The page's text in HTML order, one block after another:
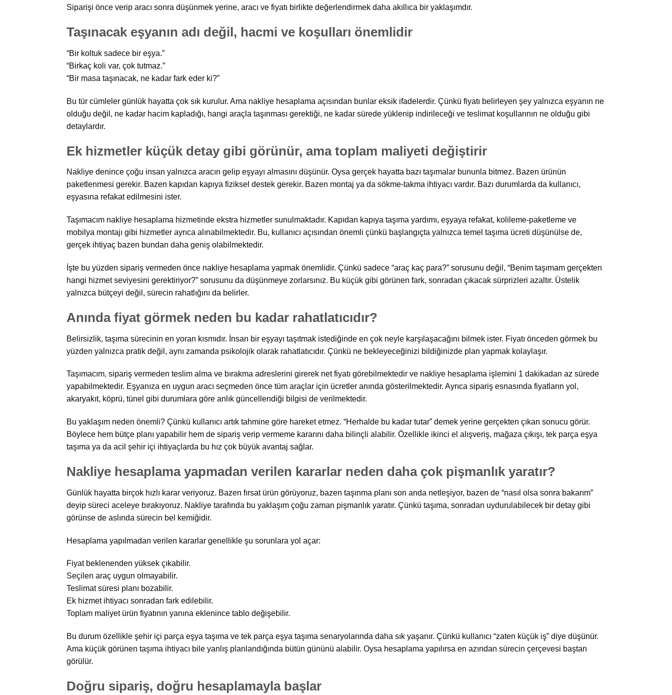
Siparişi önce verip aracı sonra düşünmek yerine, aracı ve fiyatı birlikte değerlendirmek daha akıllıca bir yaklaşımdır.
Taşınacak eşyanın adı değil, hacmi ve koşulları önemlidir
“Bir koltuk sadece bir eşya.”
“Birkaç koli var, çok tutmaz.”
“Bir masa taşınacak, ne kadar fark eder ki?”
Bu tür cümleler günlük hayatta çok sık kurulur. Ama nakliye hesaplama açısından bunlar eksik ifadelerdir. Çünkü fiyatı belirleyen şey yalnızca eşyanın ne
olduğu değil, ne kadar hacim kapladığı, hangi araçla taşınması gerektiği, ne kadar sürede yüklenip indirileceği ve teslimat koşullarının ne olduğu gibi
detaylardır.
Ek hizmetler küçük detay gibi görünür, ama toplam maliyeti değiştirir
Nakliye denince çoğu insan yalnızca aracın gelip eşyayı almasını düşünür. Oysa gerçek hayatta bazı taşımalar bununla bitmez. Bazen ürünün
paketlenmesi gerekir. Bazen kapıdan kapıya fiziksel destek gerekir. Bazen montaj ya da sökme-takma ihtiyacı vardır. Bazı durumlarda da kullanıcı,
eşyasına refakat edilmesini ister.
Taşımacım nakliye hesaplama hizmetinde ekstra hizmetler sunulmaktadır. Kapıdan kapıya taşıma yardımı, eşyaya refakat, kolileme-paketleme ve
mobilya montajı gibi hizmetler ayrıca alınabilmektedir. Bu, kullanıcı açısından önemli çünkü başlangıçta yalnızca temel taşıma ücreti düşünülse de,
gerçek ihtiyaç bazen bundan daha geniş olabilmektedir.
İşte bu yüzden sipariş vermeden önce nakliye hesaplama yapmak önemlidir. Çünkü sadece “araç kaç para?” sorusunu değil, “Benim taşımam gerçekten
hangi hizmet seviyesini gerektiriyor?” sorusunu da düşünmeye zorlarsınız. Bu küçük gibi görünen fark, sonradan çıkacak sürprizleri azaltır. Üstelik
yalnızca bütçeyi değil, sürecin rahatlığını da belirler.
Anında fiyat görmek neden bu kadar rahatlatıcıdır?
Belirsizlik, taşıma sürecinin en yoran kısmıdır. İnsan bir eşyayı taşıtmak istediğinde en çok neyle karşılaşacağını bilmek ister. Fiyatı önceden görmek bu
yüzden yalnızca pratik değil, aynı zamanda psikolojik olarak rahatlatıcıdır. Çünkü ne bekleyeceğinizi bildiğinizde plan yapmak kolaylaşır.
Taşımacım, sipariş vermeden teslim alma ve bırakma adreslerini girerek net fiyatı görebilmektedir ve nakliye hesaplama işlemini 1 dakikadan az sürede
yapabilmektedir. Eşyanıza en uygun aracı seçmeden önce tüm araçlar için ücretler anında gösterilmektedir. Ayrıca sipariş esnasında fiyatların yol,
akaryakıt, köprü, tünel gibi durumlara göre anlık güncellendiği bilgisi de verilmektedir.
Bu yaklaşım neden önemli? Çünkü kullanıcı artık tahmine göre hareket etmez. “Herhalde bu kadar tutar” demek yerine gerçekten çıkan sonucu görür.
Böylece hem bütçe planı yapabilir hem de sipariş verip vermeme kararını daha bilinçli alabilir. Özellikle ikinci el alışveriş, mağaza çıkışı, tek parça eşya
taşıma ya da acil şehir içi ihtiyaçlarda bu hız çok büyük avantaj sağlar.
Nakliye hesaplama yapmadan verilen kararlar neden daha çok pişmanlık yaratır?
Günlük hayatta birçok hızlı karar veriyoruz. Bazen fırsat ürün görüyoruz, bazen taşınma planı son anda netleşiyor, bazen de “nasıl olsa sonra bakarım”
deyip süreci aceleye bırakıyoruz. Nakliye tarafında bu yaklaşım çoğu zaman pişmanlık yaratır. Çünkü taşıma, sonradan uydurulabilecek bir detay gibi
görünse de aslında sürecin bel kemiğidir.
Hesaplama yapılmadan verilen kararlar genellikle şu sorunlara yol açar:
Fiyat beklenenden yüksek çıkabilir.
Seçilen araç uygun olmayabilir.
Teslimat süresi planı bozabilir.
Ek hizmet ihtiyacı sonradan fark edilebilir.
Toplam maliyet ürün fiyatının yanına eklenince tablo değişebilir.
Bu durum özellikle şehir içi parça eşya taşıma ve tek parça eşya taşıma senaryolarında daha sık yaşanır. Çünkü kullanıcı “zaten küçük iş” diye düşünür.
Ama küçük görünen taşıma ihtiyacı bile yanlış planlandığında bütün gününü alabilir. Oysa hesaplama yapılırsa en azından sürecin çerçevesi baştan
görülür.
Doğru sipariş, doğru hesaplamayla başlar